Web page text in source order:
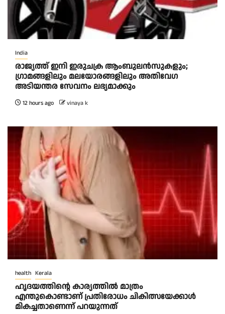
India
രാജ്യത്ത് ഇനി ഇരുചക്ര ആംബുലന്‍സുകളും;
ഗ്രാമങ്ങളിലും മലയോരങ്ങളിലും അതിവേഗ
അടിയന്തര സേവനം ലഭ്യമാക്കും
12 hours ago vinaya k
health Kerala
ഹൃദയത്തിന്റെ കാര്യത്തിൽ മാത്രം
എന്തുകൊണ്ടാണ് പ്രതിരോധം ചികിത്സയേക്കാൾ
മികച്ചതാണെന്ന് പറയുന്നത്